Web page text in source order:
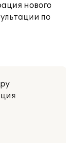
нового
по